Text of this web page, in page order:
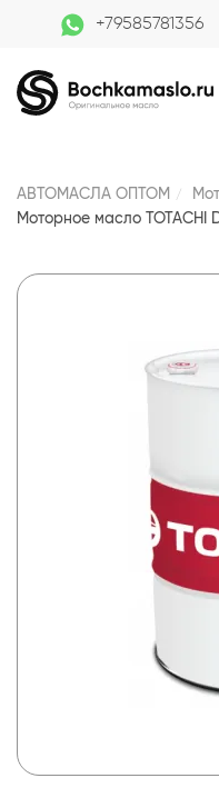
+79585781356
АВТОМАСЛА ОПТОМ
Моторное масло TOTACHI